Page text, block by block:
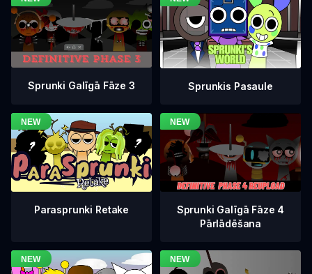
Sprunki Galīgā Fāze 3 Sprunkis Pasaule
Parasprunki Retake
Sprunki Galīgā Fāze 4
Pārlādēšana